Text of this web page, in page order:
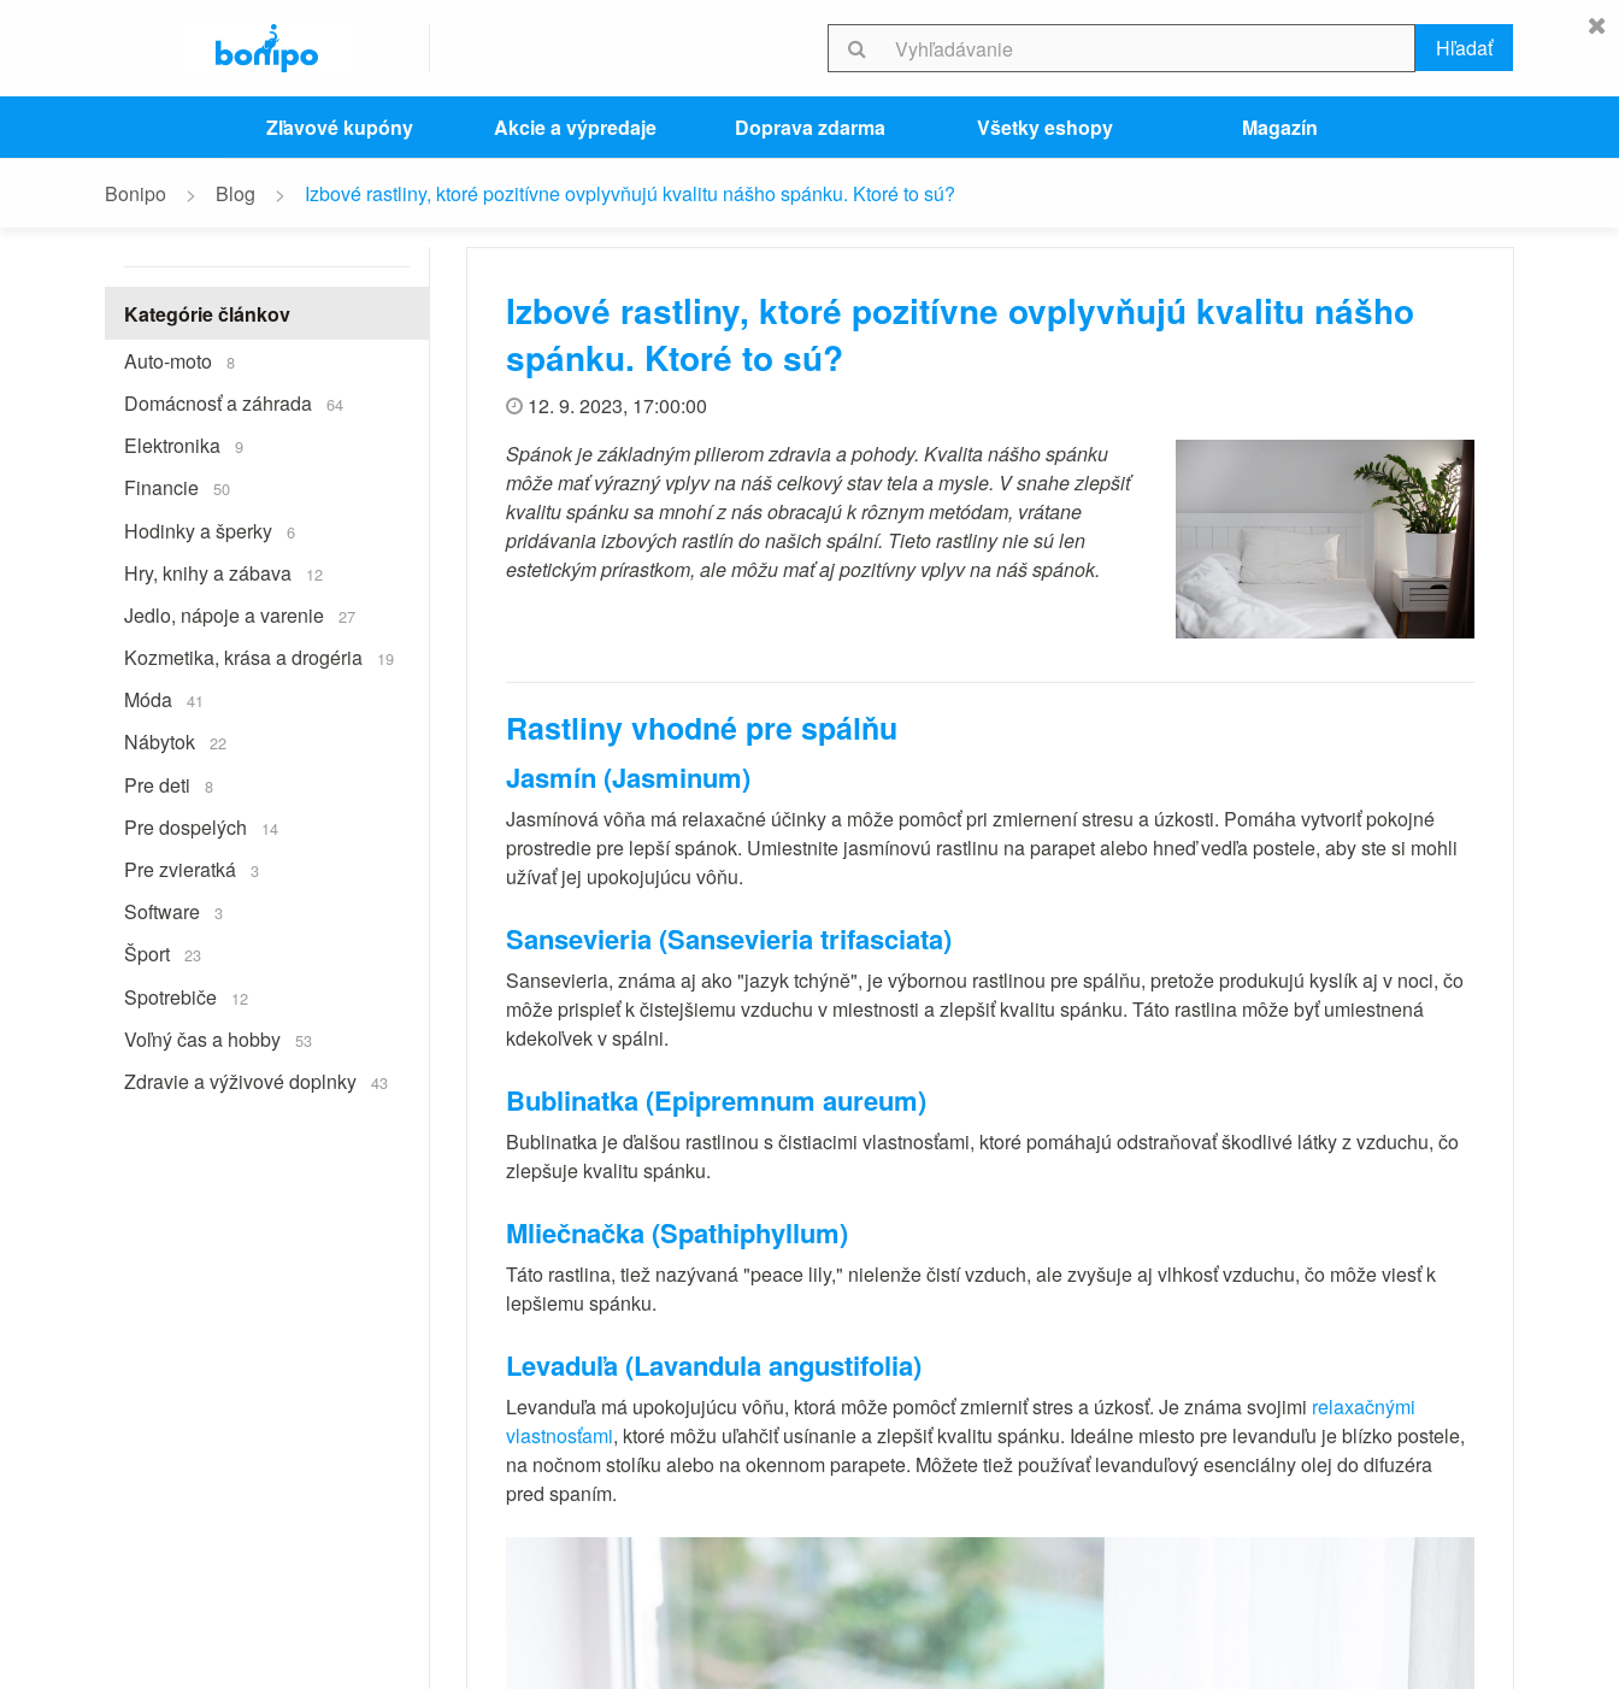
Hľadať
Zľavové kupóny Akcie a výpredaje Doprava zdarma Všetky eshopy Magazín
Bonipo Blog Izbové rastliny, ktoré pozitívne ovplyvňujú kvalitu nášho spánku. Ktoré to sú?
Kategórie článkov
Auto-moto
8
Domácnosť a záhrada 64
Elektronika 9
Financie 50
Hodinky a šperky 6
Hry, knihy a zábava 12
Jedlo, nápoje a varenie 27
Kozmetika, krása a drogéria 19
Móda 41
Nábytok 22
Pre deti 8
Pre dospelých 14
Pre zvieratká 3
Software 3
Šport 23
Spotrebiče 12
Voľný čas a hobby 53
Zdravie a výživové doplnky 43
Izbové rastliny, ktoré pozitívne ovplyvňujú kvalitu nášho
spánku. Ktoré to sú?
12. 9. 2023, 17:00:00
Spánok je základným pilierom zdravia a pohody. Kvalita nášho spánku
môže mať výrazný vplyv na náš celkový stav tela a mysle. V snahe zlepšiť
kvalitu spánku sa mnohí z nás obracajú k rôznym metódam, vrátane
pridávania izbových rastlín do našich spální. Tieto rastliny nie sú len
estetickým prírastkom, ale môžu mať aj pozitívny vplyv na náš spánok.
Rastliny vhodné pre spálňu
Jasmín (Jasminum)
Jasmínová vôňa má relaxačné účinky a môže pomôcť pri zmiernení stresu a úzkosti. Pomáha vytvoriť pokojné
prostredie pre lepší spánok. Umiestnite jasmínovú rastlinu na parapet alebo hneď vedľa postele, aby ste si mohli
užívať jej upokojujúcu vôňu.
Sansevieria (Sansevieria trifasciata)
Sansevieria, známa aj ako "jazyk tchýně", je výbornou rastlinou pre spálňu, pretože produkujú kyslík aj v noci, čo
môže prispieť k čistejšiemu vzduchu v miestnosti a zlepšiť kvalitu spánku. Táto rastlina môže byť umiestnená
kdekoľvek v spálni.
Bublinatka (Epipremnum aureum)
Bublinatka je ďalšou rastlinou s čistiacimi vlastnosťami, ktoré pomáhajú odstraňovať škodlivé látky z vzduchu, čo
zlepšuje kvalitu spánku.
Mliečnačka (Spathiphyllum)
Táto rastlina, tiež nazývaná "peace lily," nielenže čistí vzduch, ale zvyšuje aj vlhkosť vzduchu, čo môže viesť k
lepšiemu spánku.
Levaduľa (Lavandula angustifolia)
Levanduľa má upokojujúcu vôňu, ktorá môže pomôcť zmierniť stres a úzkosť. Je známa svojimi relaxačnými
vlastnosťami, ktoré môžu uľahčiť usínanie a zlepšiť kvalitu spánku. Ideálne miesto pre levanduľu je blízko postele,
na nočnom stolíku alebo na okennom parapete. Môžete tiež používať levanduľový esenciálny olej do difuzéra
pred spaním.